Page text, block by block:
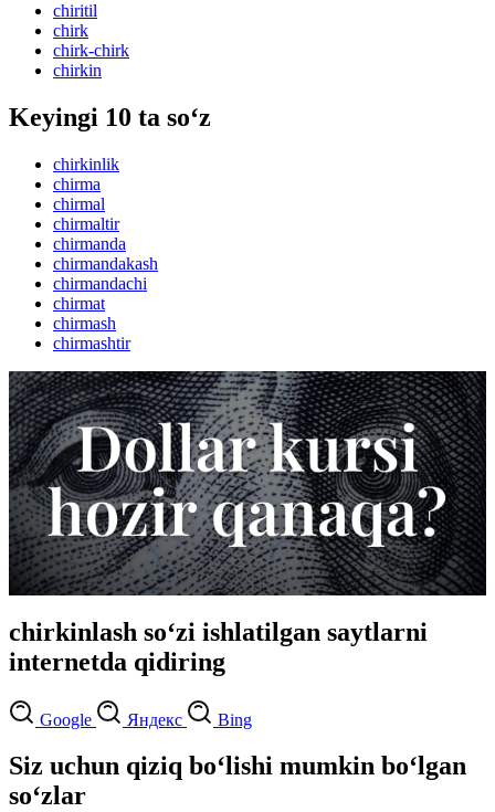
chiritil
chirk
chirk-chirk
chirkin
Keyingi 10 ta so‘z
chirkinlik
chirma
chirmal
chirmaltir
chirmanda
chirmandakash
chirmandachi
chirmat
chirmash
chirmashtir
chirkinlash so‘zi ishlatilgan saytlarni
internetda qidiring
Google Яндекс Bing
Siz uchun qiziq bo‘lishi mumkin bo‘lgan
so‘zlar